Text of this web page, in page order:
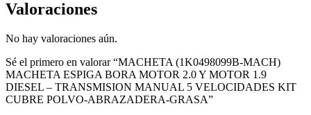
Valoraciones
No hay valoraciones aún.
Sé el primero en valorar “MACHETA (1K0498099B-MACH)
MACHETA ESPIGA BORA MOTOR 2.0 Y MOTOR 1.9
DIESEL – TRANSMISION MANUAL 5 VELOCIDADES KIT
CUBRE POLVO-ABRAZADERA-GRASA”